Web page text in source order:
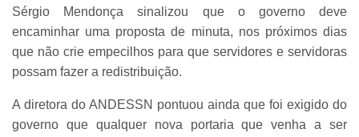
Sérgio Mendonça sinalizou que o governo deve
encaminhar uma proposta de minuta, nos próximos dias
que não crie empecilhos para que servidores e servidoras
possam fazer a redistribuição.
A diretora do ANDESSN pontuou ainda que foi exigido do
governo que qualquer nova portaria que venha a ser